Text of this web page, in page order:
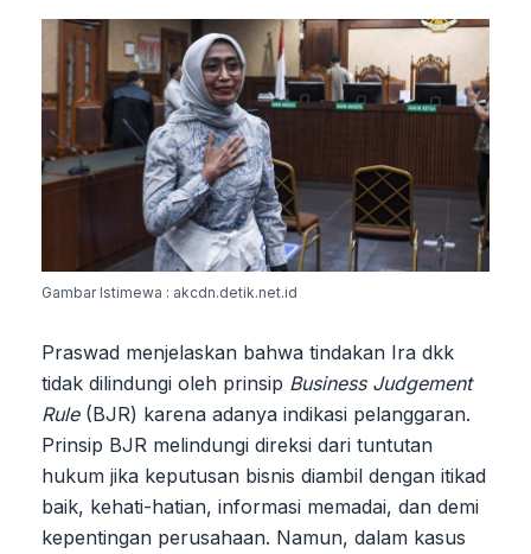
Gambar Istimewa : akcdn.detik.net.id
Praswad menjelaskan bahwa tindakan Ira dkk
tidak dilindungi oleh prinsip Business Judgement
Rule(BJR) karena adanya indikasi pelanggaran.
Prinsip BJR melindungi direksi dari tuntutan
hukum jika keputusan bisnis diambil dengan itikad
baik, kehati-hatian, informasi memadai, dan demi
kepentingan perusahaan. Namun, dalam kasus